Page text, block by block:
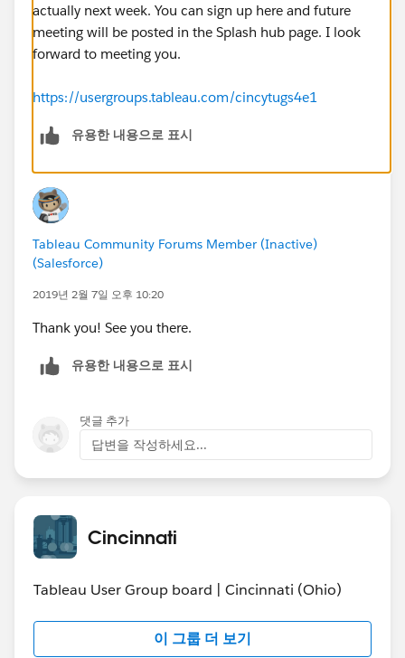
actually next week. You can sign up here and future
meeting will be posted in the Splash hub page. I look
forward to meeting you.
https://usergroups.tableau.com/cincytugs4e1
유용한 내용으로 표시
Tableau Community Forums Member (Inactive)
(Salesforce)
2019년 2월 7일 오후 10:20
Thank you! See you there.
유용한 내용으로 표시
댓글 추가
답변을 작성하세요...
Cincinnati
Tableau User Group board | Cincinnati (Ohio)
이 그룹 더 보기